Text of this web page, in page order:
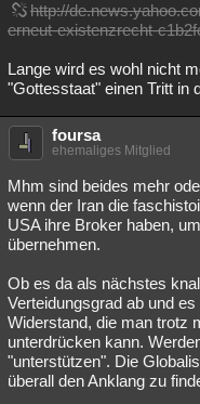
http://
erneut-existenzrecht-
Lange wird es wohl nicht
"Gottesstaat" einen Tritt in
foursa
ehemaliges Mitglied
Mhm sind beides mehr
wenn der Iran die
USA ihre Broker haben,
übernehmen.
Ob es da als nächstes
Verteidungsgrad ab und
Widerstand, die man trotz
unterdrücken kann.
"unterstützen". Die
überall den Anklang zu